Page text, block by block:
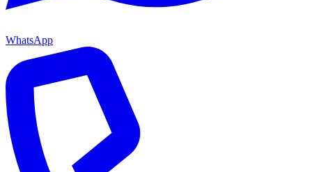
WhatsApp